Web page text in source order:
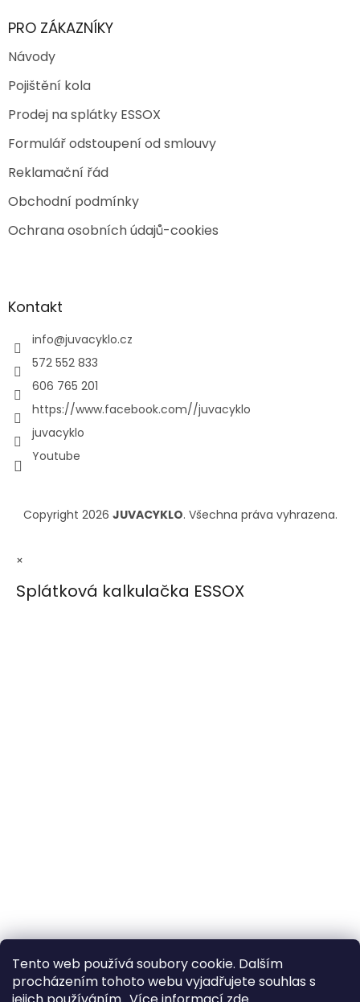
Tento web používá soubory cookie. Dalším
procházením tohoto webu vyjadřujete souhlas s
PRO ZÁKAZNÍKY
Návody
Pojištění kola
Prodej na splátky ESSOX
Formulář odstoupení od smlouvy
Reklamační řád
Obchodní podmínky
Ochrana osobních údajů-cookies
Kontakt
info@juvacyklo.cz
572 552 833
606 765 201
https://www.facebook.com//juvacyklo
juvacyklo
Youtube
Copyright 2026 JUVACYKLO. Všechna práva vyhrazena.
×
Splátková kalkulačka ESSOX